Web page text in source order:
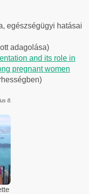
egészségügyi hatásai
adagolása)
and its role in
pregnant women
8.